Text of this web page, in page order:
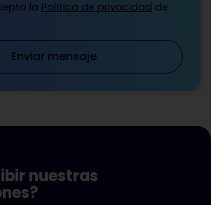
la Política de privacidad de
Enviar mensaje
nuestras